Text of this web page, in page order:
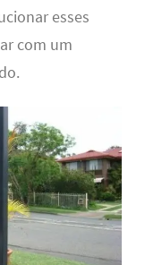
esses
com um